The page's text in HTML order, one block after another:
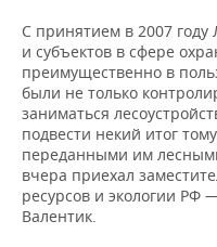
С принятием в 2007 году
и субъектов в сфере
преимущественно в
были не только
заниматься
подвести некий итог
переданными им
вчера приехал
ресурсов и экологии РФ
Валентик.